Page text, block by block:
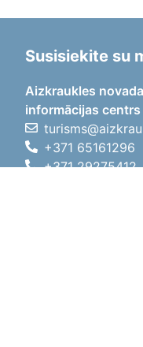
Susisiekite su
Aizkraukles
informācijas centrs
+371 65161296
+371 29275412